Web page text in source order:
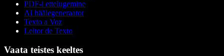
PDF-i ettelugemine
AI häälegeneraator
Texto a Voz
Leitor de Texto
Vaata teistes keeltes